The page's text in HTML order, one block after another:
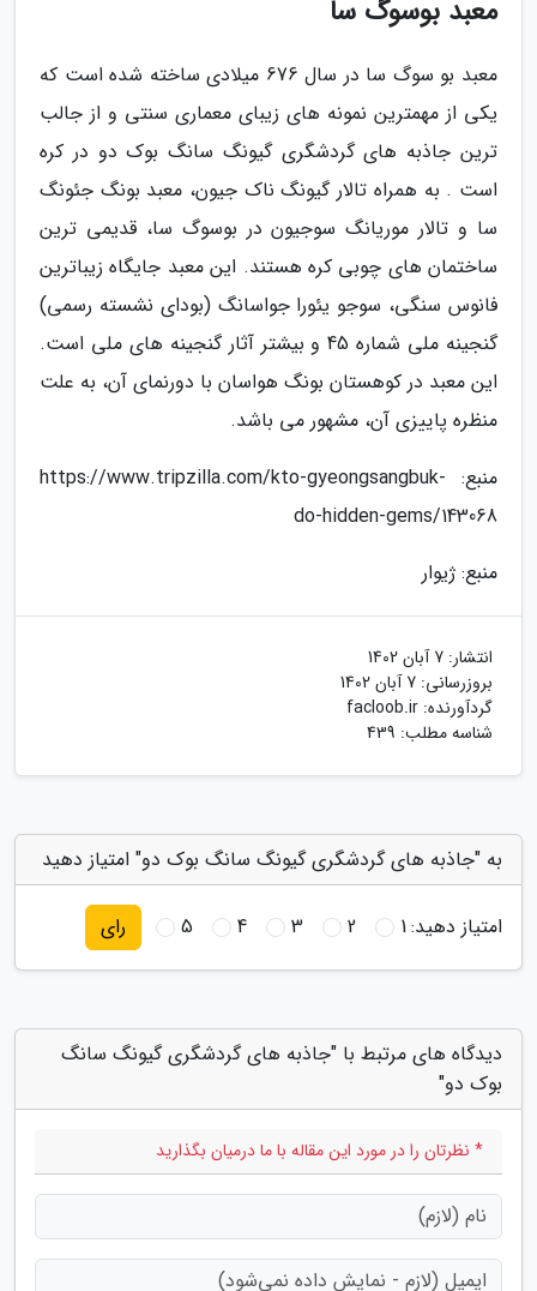
معبد بوسوگ سا
معبد بو سوگ سا در سال 676 میلادی ساخته شده است که
یکی از مهمترین نمونه های زیبای معماری سنتی و از جالب
ترین جاذبه های گردشگری گیونگ سانگ بوک دو در کره
است . به همراه تالار گیونگ ناک جیون، معبد بونگ جئونگ
سا و تالار موریانگ سوجیون در بوسوگ سا، قدیمی ترین
ساختمان های چوبی کره هستند. این معبد جایگاه زیباترین
فانوس سنگی، سوجو یئورا جواسانگ (بودای نشسته رسمی)
گنجینه ملی شماره 45 و بیشتر آثار گنجینه های ملی است.
این معبد در کوهستان بونگ هواسان با دورنمای آن، به علت
منظره پاییزی آن، مشهور می باشد.
منبع: https://www.tripzilla.com/kto-gyeongsangbuk-
do-hidden-gems/143068
منبع: ژیوار
انتشار: 7 آبان 1402
بروزرسانی: 7 آبان 1402
گردآورنده: facloob.ir
شناسه مطلب: 439
به "جاذبه های گردشگری گیونگ سانگ بوک دو" امتیاز دهید
امتیاز دهید:1
2
3
4
5 رای
دیدگاه های مرتبط با "جاذبه های گردشگری گیونگ سانگ
بوک دو"
* نظرتان را در مورد این مقاله با ما درمیان بگذارید